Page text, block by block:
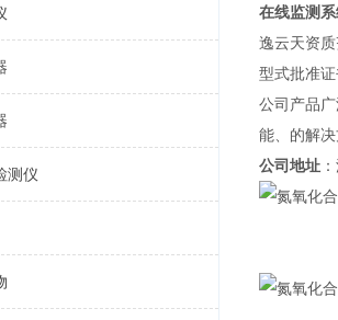
测仪
在线监测
逸云天资
型式批准
公司产品
能、的解
公司地址